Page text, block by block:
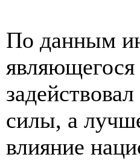
По данным
силы, а
влияние